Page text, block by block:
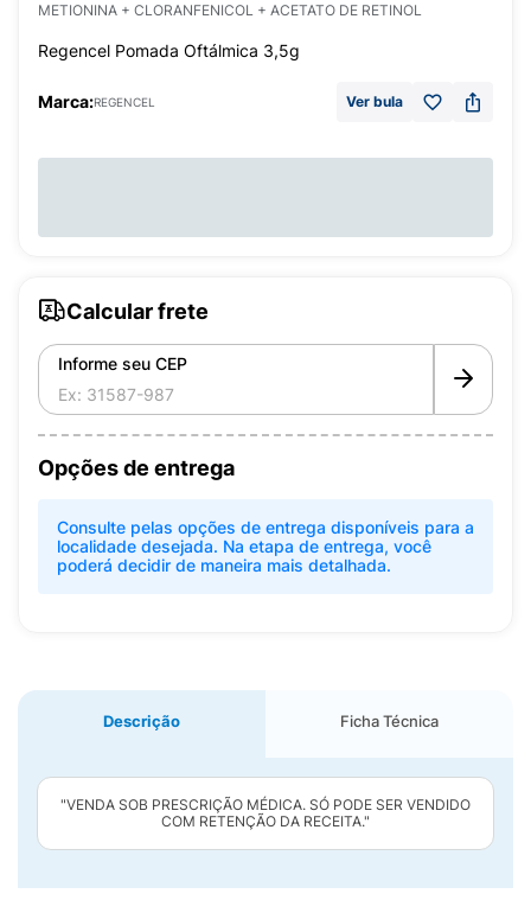
METIONINA + CLORANFENICOL + ACETATO DE RETINOL
Regencel Pomada Oftálmica 3,5g
Marca:REGENCEL Ver bula
Calcular frete
Informe seu CEP
Opções de entrega
Consulte pelas opções de entrega disponíveis para a
localidade desejada. Na etapa de entrega, você
poderá decidir de maneira mais detalhada.
Descrição Ficha Técnica
"VENDA SOB PRESCRIÇÃO MÉDICA. SÓ PODE SER VENDIDO
COM RETENÇÃO DA RECEITA."